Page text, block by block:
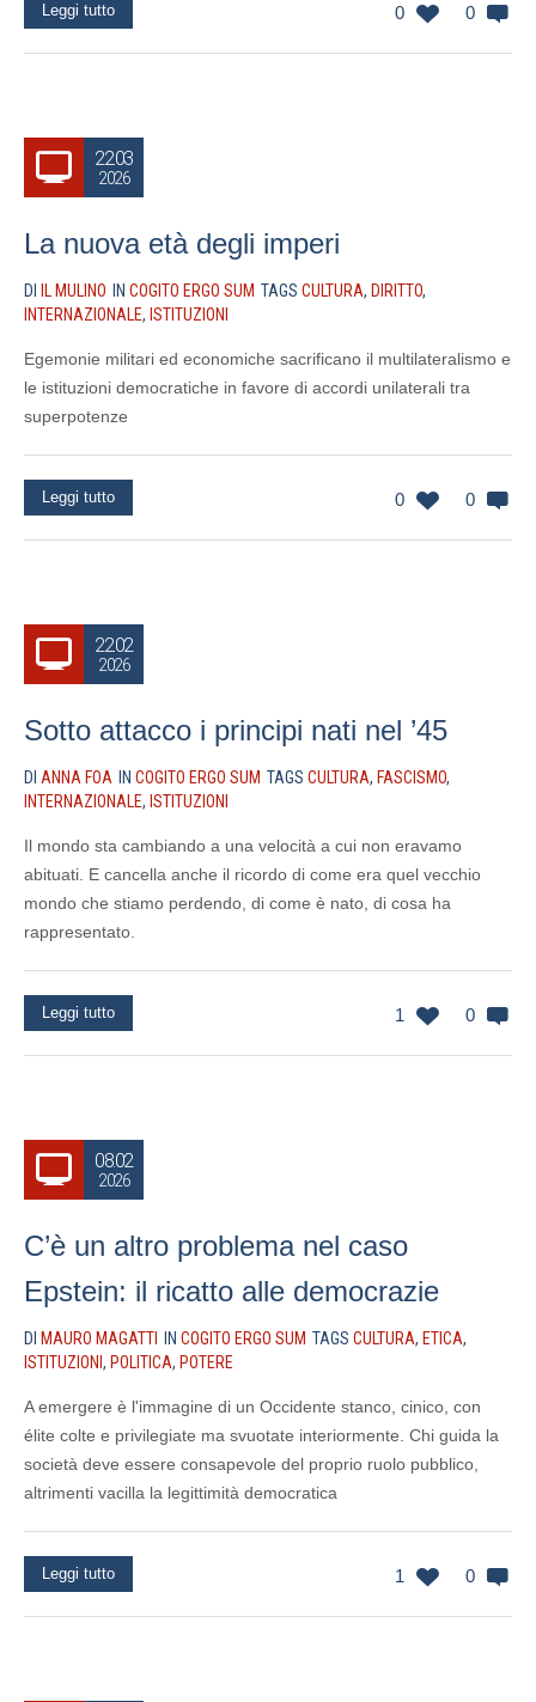
0 0
Leggi tutto
22.03
2026
La nuova età degli imperi
DI IL MULINO IN COGITO ERGO SUM TAGS CULTURA, DIRITTO,
INTERNAZIONALE, ISTITUZIONI
Egemonie militari ed economiche sacrificano il multilateralismo e
le istituzioni democratiche in favore di accordi unilaterali tra
superpotenze
0 0
Leggi tutto
22.02
2026
Sotto attacco i principi nati nel ’45
DI ANNA FOA IN COGITO ERGO SUM TAGS CULTURA, FASCISMO,
INTERNAZIONALE, ISTITUZIONI
Il mondo sta cambiando a una velocità a cui non eravamo
abituati. E cancella anche il ricordo di come era quel vecchio
mondo che stiamo perdendo, di come è nato, di cosa ha
rappresentato.
1 0
Leggi tutto
08.02
2026
C’è un altro problema nel caso
Epstein: il ricatto alle democrazie
DI MAURO MAGATTI IN COGITO ERGO SUM TAGS CULTURA, ETICA,
ISTITUZIONI , POLITICA, POTERE
A emergere è l'immagine di un Occidente stanco, cinico, con
élite colte e privilegiate ma svuotate interiormente. Chi guida la
società deve essere consapevole del proprio ruolo pubblico,
altrimenti vacilla la legittimità democratica
1 0
Leggi tutto